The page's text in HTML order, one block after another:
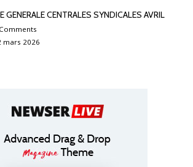
GENERALE CENTRALES SYNDICALES AVRIL
mars 2026